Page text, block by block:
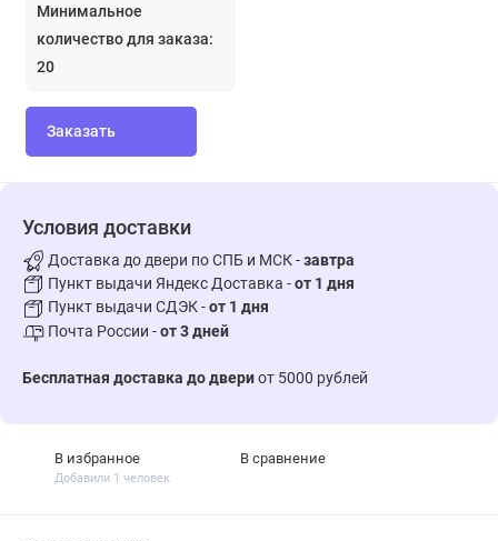
Минимальное
количество для заказа:
20
Заказать
В избранное
Добавили 1 человек
В сравнение
Условия доставки
Доставка до двери по СПБ и МСК -завтра
Пункт выдачи Яндекс Доставка -от 1 дня
Пункт выдачи СДЭК -от 1 дня
Почта России -от 3 дней
Бесплатная доставка до двериот 5000 рублей